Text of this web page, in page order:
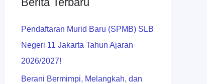
Pendaftaran Murid Baru (SPMB) SLB
Negeri 11 Jakarta Tahun Ajaran
2026/2027!
Berani Bermimpi, Melangkah, dan